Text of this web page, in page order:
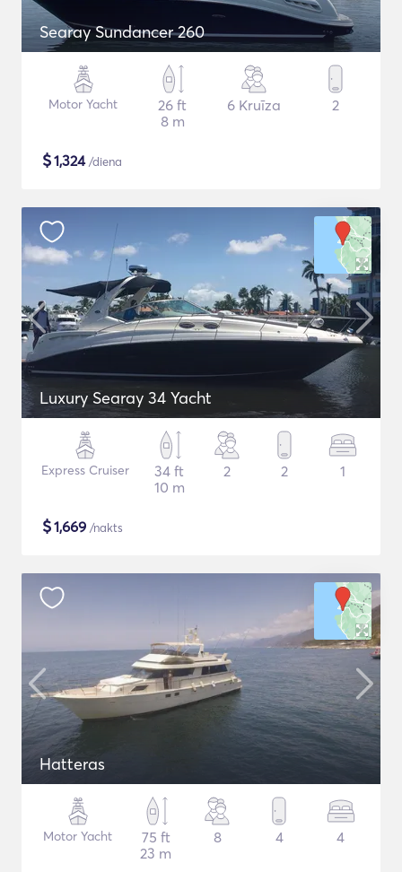
Searay Sundancer 260
Motor Yacht
26 ft
8 m
6 Kruīza 2
$1,324/diena
Luxury Searay 34 Yacht
Express Cruiser
34 ft
10 m
2 2 1
$1,669 /nakts
Hatteras
Motor Yacht
75 ft
23 m
8 4 4